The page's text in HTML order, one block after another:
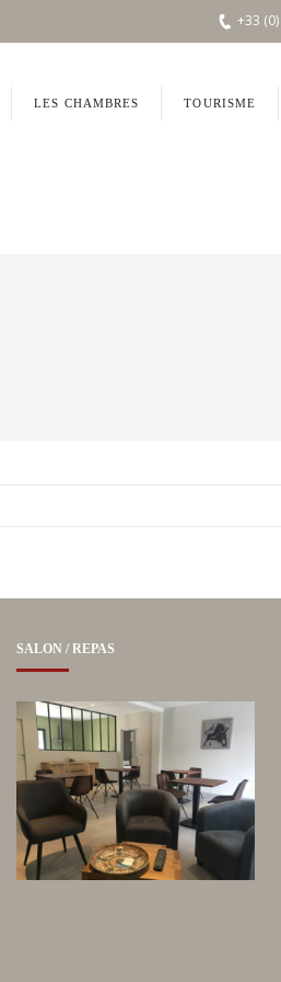
+33
LES CHAMBRES TOURISME
SALON / REPAS